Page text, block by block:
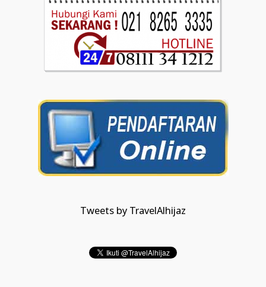
Tweets by TravelAlhijaz